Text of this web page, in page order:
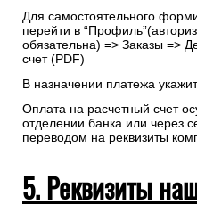
Для самостоятельного
перейти в
обязательна) => Заказы =>
счет (PDF)
В назначении платежа
Оплата на расчетный счет
отделении банка или через
переводом на реквизиты
5. Реквизиты